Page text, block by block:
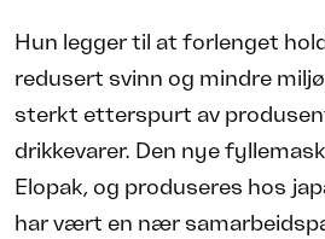
Hun legger til at forlenget
redusert svinn og mindre
sterkt etterspurt av
drikkevarer. Den nye
Elopak, og produseres hos
har vært en nær